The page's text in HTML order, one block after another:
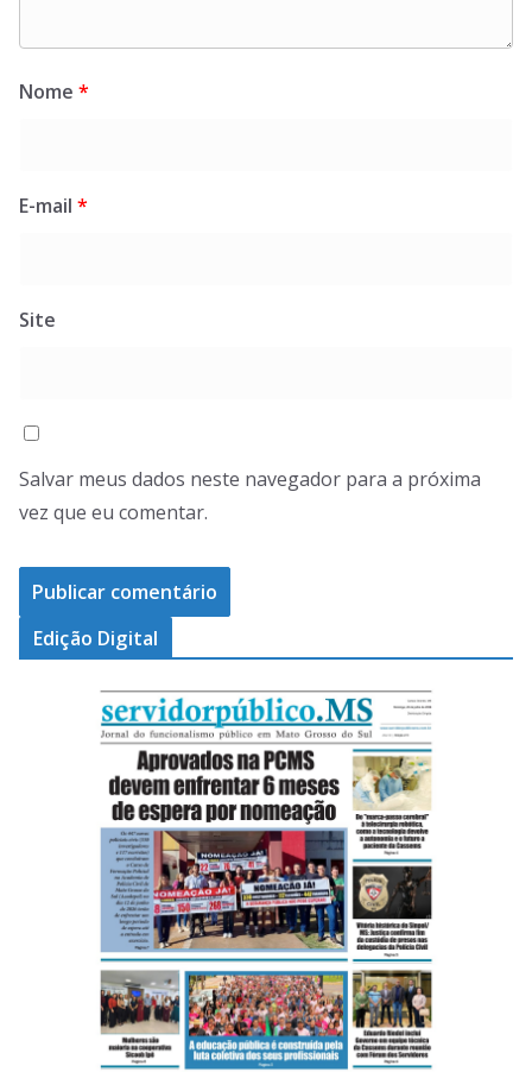
Nome *
E-mail *
Site
Salvar meus dados neste navegador para a próxima
vez que eu comentar.
Edição Digital